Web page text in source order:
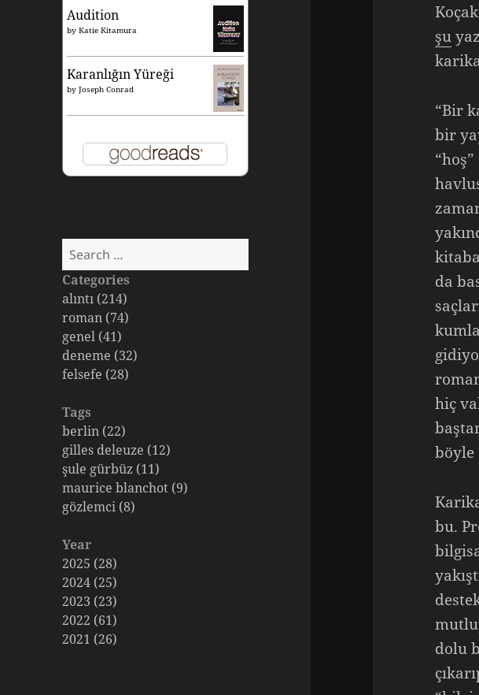
Audition
byKatie Kitamura
Karanlığın Yüreği
byJoseph Conrad
Search
for:
Categories
alıntı (214)
roman (74)
genel (41)
deneme (32)
felsefe (28)
Tags
berlin (22)
gilles deleuze (12)
şule gürbüz (11)
maurice blanchot (9)
gözlemci (8)
Year
2025 (28)
2024 (25)
2023 (23)
2022 (61)
2021 (26)
şu
“Bir
bir
da
hiç
böyle
bu.
dolu